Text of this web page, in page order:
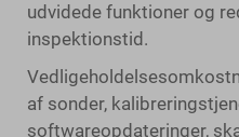
udvidede funktioner og
inspektionstid.
af sonder,
softwareopdateringer,